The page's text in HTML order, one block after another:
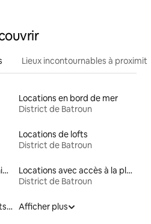
Lieux incontournables à
Locations en bord de mer
District de Batroun
Locations de lofts
District de Batroun
Locations adaptées aux animaux
Locations avec accès à la plage
District de Batroun
Résidences d'appartements en location Afficher plus